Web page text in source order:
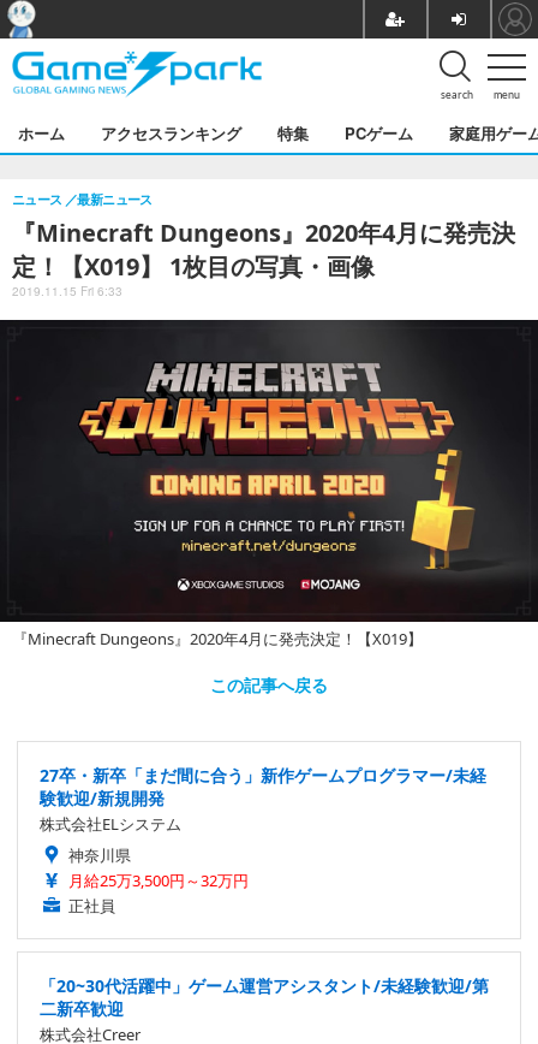
menu
search
ホーム アクセスランキング 特集 PCゲーム 家庭用ゲー
『Minecraft Dungeons』2020年4月に発売決
定！【X019】 1枚目の写真・画像
ニュース 最新ニュース
2019.11.15 Fri 6:33
『Minecraft Dungeons』2020年4月に発売決定！【X019】
この記事へ戻る
27卒・新卒「まだ間に合う」新作ゲームプログラマー/未経
験歓迎/新規開発
株式会社ELシステム
神奈川県
月給25万3,500円～32万円
正社員
「20~30代活躍中」ゲーム運営アシスタント/未経験歓迎/第
二新卒歓迎
株式会社Creer